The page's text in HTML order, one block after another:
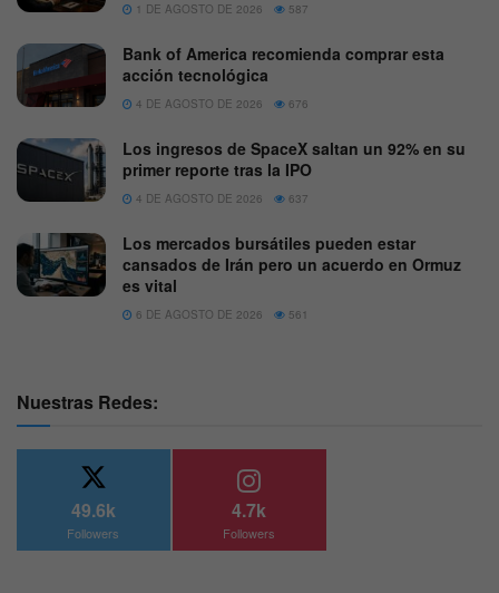
1 DE AGOSTO DE 2026 587
Bank of America recomienda comprar esta
acción tecnológica
4 DE AGOSTO DE 2026 676
Los ingresos de SpaceX saltan un 92% en su
primer reporte tras la IPO
4 DE AGOSTO DE 2026 637
Los mercados bursátiles pueden estar
cansados de Irán pero un acuerdo en Ormuz
es vital
6 DE AGOSTO DE 2026 561
Nuestras Redes:
49.6k
Followers
4.7k
Followers